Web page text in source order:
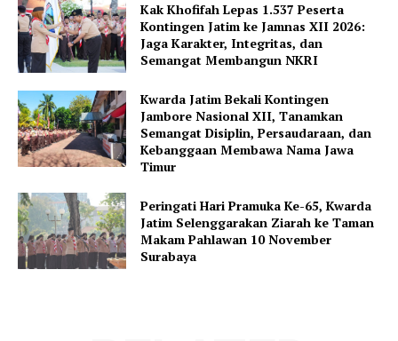
Kak Khofifah Lepas 1.537 Peserta
Kontingen Jatim ke Jamnas XII 2026:
Jaga Karakter, Integritas, dan
Semangat Membangun NKRI
Kwarda Jatim Bekali Kontingen
Jambore Nasional XII, Tanamkan
Semangat Disiplin, Persaudaraan, dan
Kebanggaan Membawa Nama Jawa
Timur
Peringati Hari Pramuka Ke-65, Kwarda
Jatim Selenggarakan Ziarah ke Taman
Makam Pahlawan 10 November
Surabaya